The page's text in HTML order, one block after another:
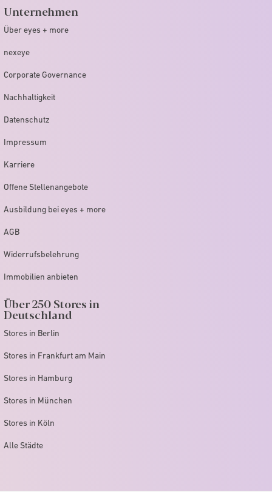
Unternehmen
Über eyes + more
nexeye
Corporate Governance
Nachhaltigkeit
Datenschutz
Impressum
Karriere
Offene Stellenangebote
Ausbildung bei eyes + more
AGB
Widerrufsbelehrung
Immobilien anbieten
Über 250 Stores in
Deutschland
Stores in Berlin
Stores in Frankfurt am Main
Stores in Hamburg
Stores in München
Stores in Köln
Alle Städte